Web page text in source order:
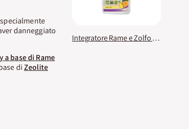
danneggiato
base di Rame
diZeolite
Integratore Rame e Zolfo Plus Vithal Bio